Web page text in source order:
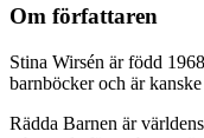
Om författaren
Stina Wirsén är född
barnböcker och är
Rädda Barnen är